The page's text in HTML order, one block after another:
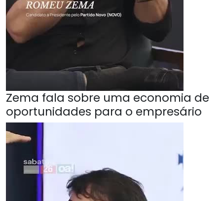
Zema fala sobre uma economia de
oportunidades para o empresário